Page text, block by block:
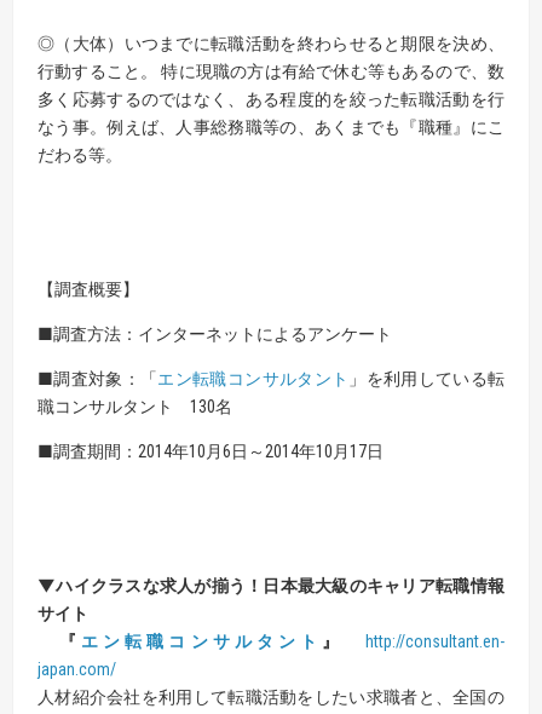
◎（大体）いつまでに転職活動を終わらせると期限を決め、
行動すること。 特に現職の方は有給で休む等もあるので、数
多く応募するのではなく、ある程度的を絞った転職活動を行
なう事。例えば、人事総務職等の、あくまでも『職種』にこ
だわる等。
【調査概要】
■調査方法：インターネットによるアンケート
■調査対象：「エン転職コンサルタント 」を利用している転
職コンサルタント 130名
■調査期間：2014年10月6日～2014年10月17日
▼ハイクラスな求人が揃う！日本最大級のキャリア転職情報
サイト
『 エン転職コンサルタント 』
http://consultant.en-
japan.com/
人材紹介会社を利用して転職活動をしたい求職者と、全国の